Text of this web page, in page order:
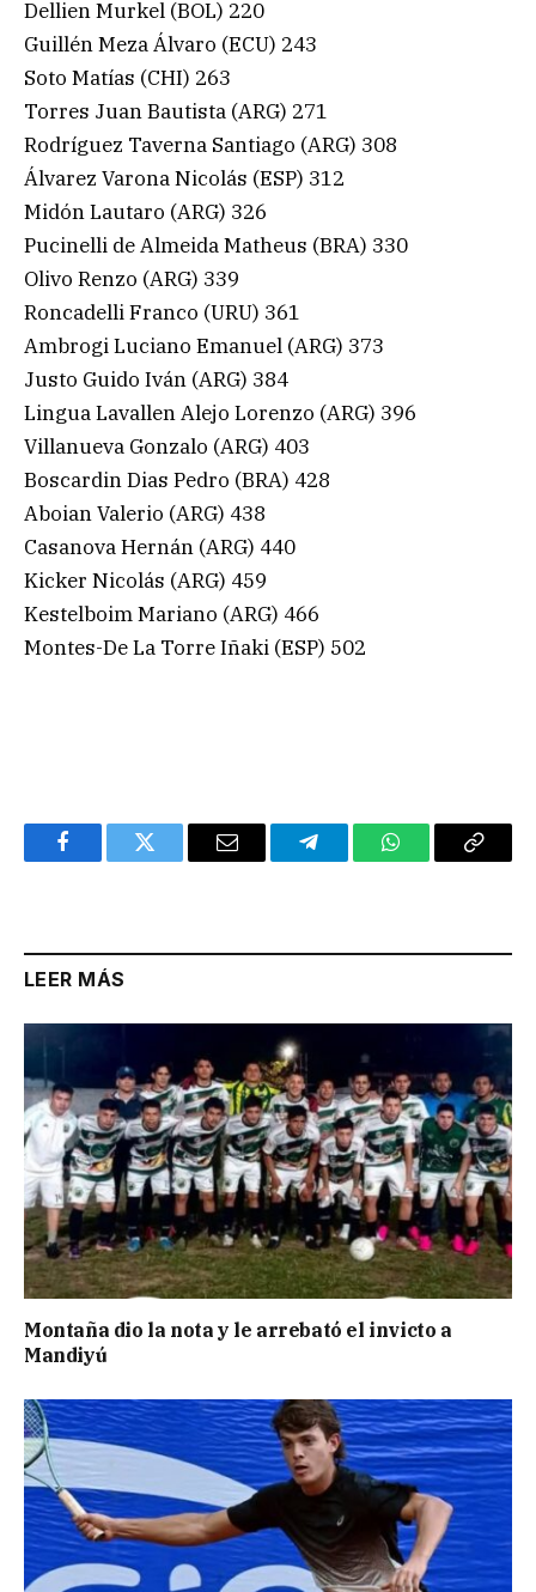
Dellien Murkel (BOL) 220
Guillén Meza Álvaro (ECU) 243
Soto Matías (CHI) 263
Torres Juan Bautista (ARG) 271
Rodríguez Taverna Santiago (ARG) 308
Álvarez Varona Nicolás (ESP) 312
Midón Lautaro (ARG) 326
Pucinelli de Almeida Matheus (BRA) 330
Olivo Renzo (ARG) 339
Roncadelli Franco (URU) 361
Ambrogi Luciano Emanuel (ARG) 373
Justo Guido Iván (ARG) 384
Lingua Lavallen Alejo Lorenzo (ARG) 396
Villanueva Gonzalo (ARG) 403
Boscardin Dias Pedro (BRA) 428
Aboian Valerio (ARG) 438
Casanova Hernán (ARG) 440
Kicker Nicolás (ARG) 459
Kestelboim Mariano (ARG) 466
Montes-De La Torre Iñaki (ESP) 502
FacebookTwitter Email TelegramWhatsAppCopy
LEER MÁS
Montaña dio la nota y le arrebató el invicto a
Mandiyú